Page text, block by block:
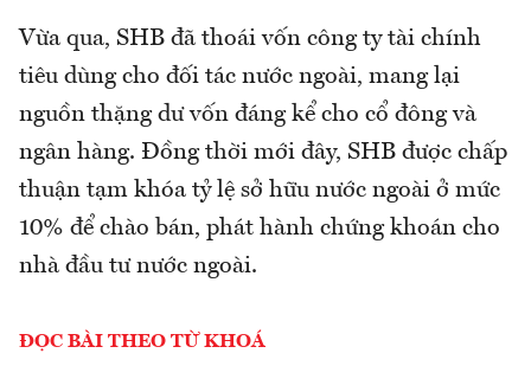
Vừa qua, SHB đã thoái vốn công ty tài chính
tiêu dùng cho đối tác nước ngoài, mang lại
nguồn thặng dư vốn đáng kể cho cổ đông và
ngân hàng. Đồng thời mới đây, SHB được chấp
thuận tạm khóa tỷ lệ sở hữu nước ngoài ở mức
10% để chào bán, phát hành chứng khoán cho
nhà đầu tư nước ngoài.
ĐỌC BÀI THEO TỪ KHOÁ